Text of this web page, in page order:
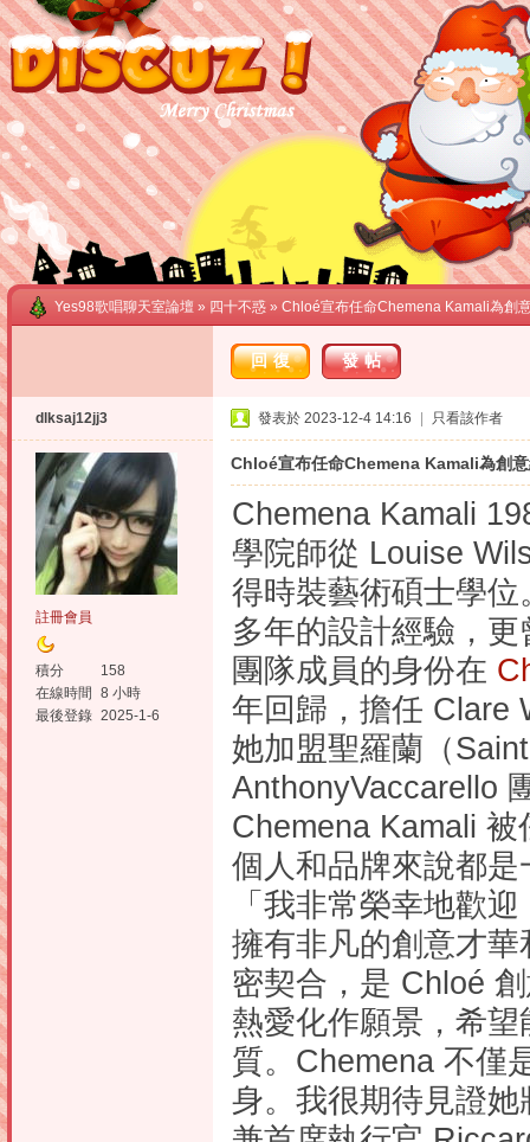
Yes98歌唱聊天室論壇 » 四十不惑 » Chloé宣布任命Chemena Kamali為創
回復 發帖
dlksaj12jj3
註冊會員
積分
158
在線時間
8 小時
最後登錄 2025-1-6
發表於 2023-12-4 14:16 只看該作者
Chloé宣布任命Chemena Kamali為創
Chemena Kamali
學院師從 Louise
得時裝藝術碩士學
多年的設計經驗，
團隊成員的身份在
年回歸，擔任 Clare
她加盟聖羅蘭（
AnthonyVaccarello
Chemena Kamali
個人和品牌來說都
「我非常榮幸地歡
擁有非凡的創意才
密契合，是 Chloé
熱愛化作願景，希
質。Chemena 不僅
身。我很期待見證